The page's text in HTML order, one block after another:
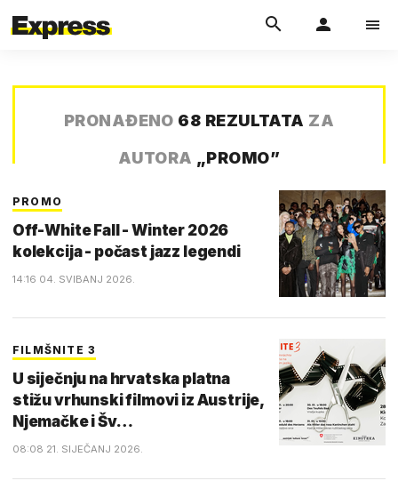
PRONAĐENO 68 REZULTATA ZA
AUTORA „PROMO”
PROMO
Off-White Fall - Winter 2026
kolekcija - počast jazz legendi
14:16 04. SVIBANJ 2026.
FILMŠNITE 3
U siječnju na hrvatska platna
stižu vrhunski filmovi iz Austrije,
Njemačke i Šv…
08:08 21. SIJEČANJ 2026.